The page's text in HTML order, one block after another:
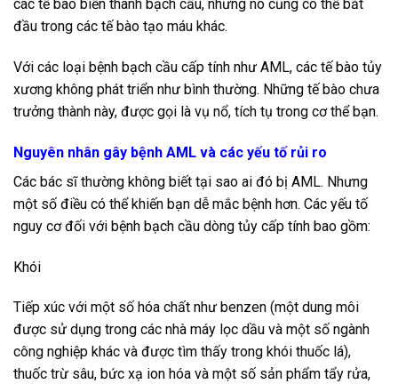
các tế bào biến thành bạch cầu, nhưng nó cũng có thể bắt
đầu trong các tế bào tạo máu khác.
Với các loại bệnh bạch cầu cấp tính như AML, các tế bào tủy
xương không phát triển như bình thường. Những tế bào chưa
trưởng thành này, được gọi là vụ nổ, tích tụ trong cơ thể bạn.
Nguyên nhân gây bệnh AML và các yếu tố rủi ro
Các bác sĩ thường không biết tại sao ai đó bị AML. Nhưng
một số điều có thể khiến bạn dễ mắc bệnh hơn. Các yếu tố
nguy cơ đối với bệnh bạch cầu dòng tủy cấp tính bao gồm:
Khói
Tiếp xúc với một số hóa chất như benzen (một dung môi
được sử dụng trong các nhà máy lọc dầu và một số ngành
công nghiệp khác và được tìm thấy trong khói thuốc lá),
thuốc trừ sâu, bức xạ ion hóa và một số sản phẩm tẩy rửa,